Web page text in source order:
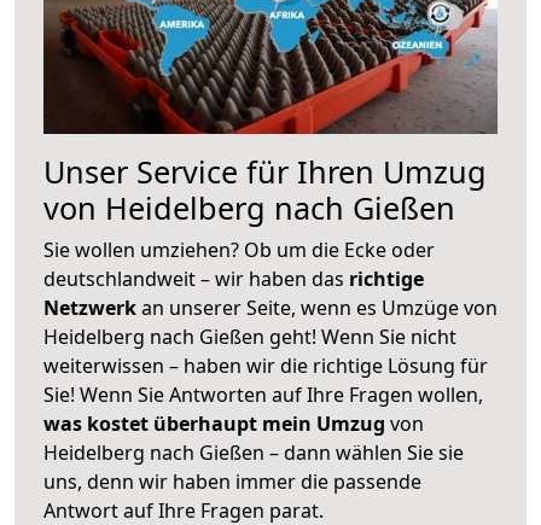
Unser Service für Ihren Umzug
von Heidelberg nach Gießen
Sie wollen umziehen? Ob um die Ecke oder
deutschlandweit – wir haben das richtige
Netzwerkan unserer Seite, wenn es Umzüge von
Heidelberg nach Gießen geht! Wenn Sie nicht
weiterwissen – haben wir die richtige Lösung für
Sie! Wenn Sie Antworten auf Ihre Fragen wollen,
was kostet überhaupt mein Umzug von
Heidelberg nach Gießen – dann wählen Sie sie
uns, denn wir haben immer die passende
Antwort auf Ihre Fragen parat.